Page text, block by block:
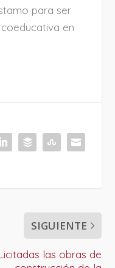
para ser
en
SIGUIENTE
Licitadas las obras de